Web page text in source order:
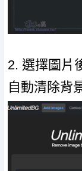
2. 選擇圖片
自動清除背